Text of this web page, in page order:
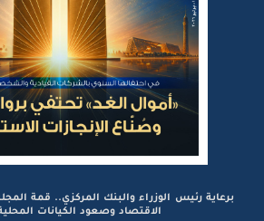
برعاية رئيس الوزراء والبنك المركزي.. قمة
الاقتصاد وصعود الكيانات